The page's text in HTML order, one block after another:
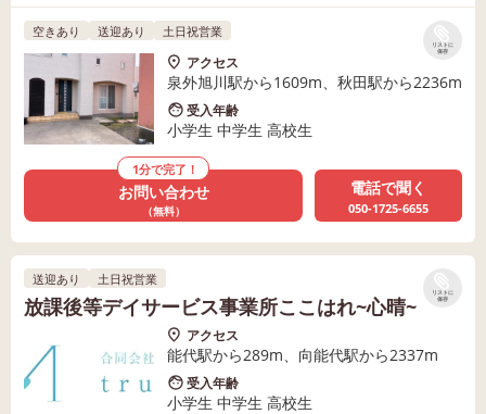
リストに
保存
空きあり 送迎あり 土日祝営業
アクセス
泉外旭川駅から1609m、秋田駅から2236m
受入年齢
小学生 中学生 高校生
1分で完了！
お問い合わせ
（無料）
電話で聞く
050-1725-6655
リストに
保存
送迎あり 土日祝営業
放課後等デイサービス事業所ここはれ~心晴~
アクセス
能代駅から289m、向能代駅から2337m
受入年齢
小学生 中学生 高校生